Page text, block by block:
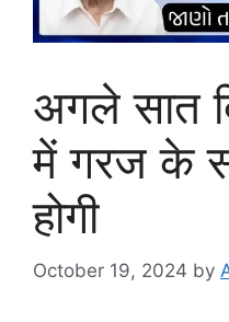
अगले सात
में गरज के
होगी
October 19, 2024 by